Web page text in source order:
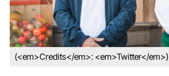
(<em>Credits</em>: <em>Twitter</em>)